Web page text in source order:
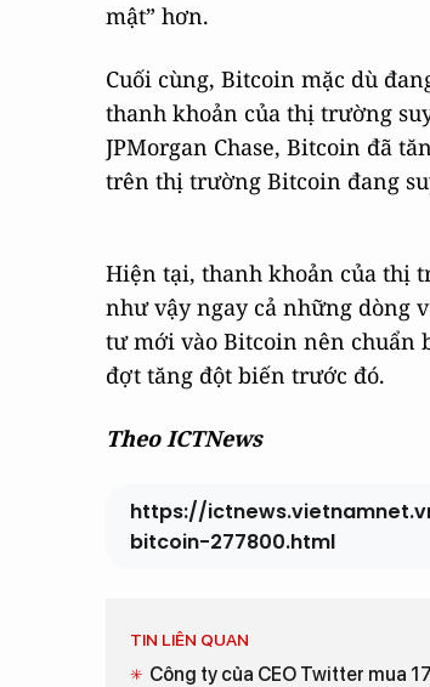
mật” hơn.
Cuối cùng, Bitcoin mặc dù
thanh khoản của thị trường
JPMorgan Chase, Bitcoin đã
trên thị trường Bitcoin đang
Hiện tại, thanh khoản của thị
như vậy ngay cả những dòng
tư mới vào Bitcoin nên chuẩn
đợt tăng đột biến trước đó.
Theo ICTNews
https://
bitcoin-277800.html
TIN LIÊN QUAN
Công ty của CEO Twitter mua